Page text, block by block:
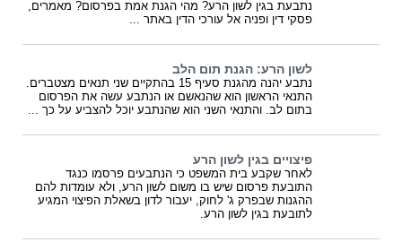
נתבעת בגין לשון הרע? מהי הגנת אמת בפרסום? מאמרים,
פסקי דין ופניה אל עורכי הדין באתר ...
לשון הרע: הגנת תום הלב
נתבע יהנה מהגנת סעיף 15 בהתקיים שני תנאים מצטברים.
התנאי הראשון הוא שהנאשם או הנתבע עשה את הפרסום
בתום לב. והתנאי השני הוא שהנתבע יוכל להצביע על כך ...
פיצויים בגין לשון הרע
לאחר שקבע בית המשפט כי הנתבעים פרסמו כנגד
התובעת פרסום שיש בו משום לשון הרע, ולא עומדות להם
ההגנות שבפרק ג' לחוק, יעבור לדון בשאלת הפיצוי המגיע
לתובעת בגין לשון הרע.